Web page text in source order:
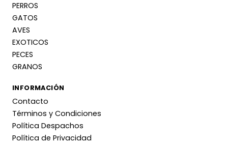
PERROS
GATOS
AVES
EXOTICOS
PECES
GRANOS
INFORMACIÓN
Contacto
Términos y Condiciones
Política Despachos
Política de Privacidad